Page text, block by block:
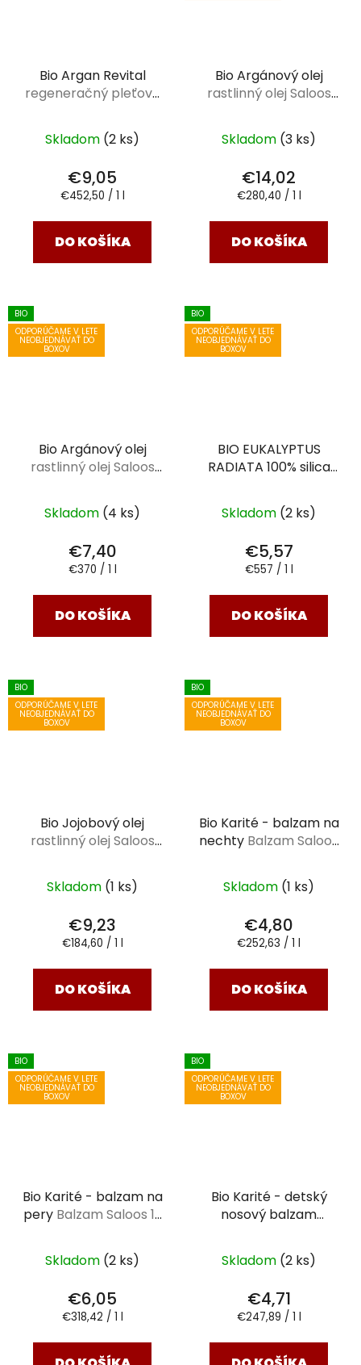
Bio Argan Revital
regeneračný pleťový
Skladom (2 ks)
€9,05
Jednotková
€452,50 / 1 l
DO KOŠÍKA
Bio Argánový olej
rastlinný olej Saloos
Skladom (3 ks)
€14,02
Jednotková
€280,40 / 1 l
DO KOŠÍKA
BIO
ODPORÚČAME V LETE
NEOBJEDNÁVAŤ DO
BOXOV
Bio Argánový olej
rastlinný olej Saloos
Skladom (4 ks)
€7,40
Jednotková
€370 / 1 l
DO KOŠÍKA
BIO
ODPORÚČAME V LETE
NEOBJEDNÁVAŤ DO
BOXOV
BIO EUKALYPTUS
RADIATA 100% silica
olej 10 ml
Skladom (2 ks)
€5,57
Jednotková
€557 / 1 l
DO KOŠÍKA
BIO
ODPORÚČAME V LETE
NEOBJEDNÁVAŤ DO
BOXOV
Bio Jojobový olej
rastlinný olej Saloos
Skladom (1 ks)
€9,23
Jednotková
€184,60 / 1 l
DO KOŠÍKA
BIO
ODPORÚČAME V LETE
NEOBJEDNÁVAŤ DO
BOXOV
Bio Karité - balzam na
nechty Balzam Saloos
Skladom (1 ks)
€4,80
Jednotková
€252,63 / 1 l
DO KOŠÍKA
BIO
ODPORÚČAME V LETE
NEOBJEDNÁVAŤ DO
BOXOV
Bio Karité - balzam na
pery Balzam Saloos 19
Skladom (2 ks)
€6,05
Jednotková
€318,42 / 1 l
BIO
ODPORÚČAME V LETE
NEOBJEDNÁVAŤ DO
BOXOV
Bio Karité - detský
nosový balzam
Skladom (2 ks)
€4,71
Jednotková
€247,89 / 1 l